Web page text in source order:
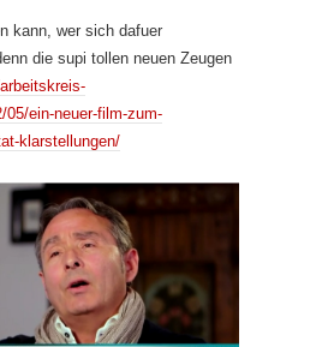
kann, wer sich dafuer
die supi tollen neuen Zeugen
05/ein-neuer-film-zum-
klarstellungen/